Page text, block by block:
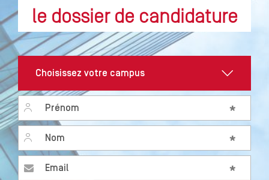
le dossier de candidature
Prénom *
Nom
Email *